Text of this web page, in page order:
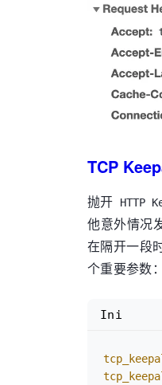
TCP
抛开 HTTP
他意外情况
在隔开一段
个重要参数：
Ini